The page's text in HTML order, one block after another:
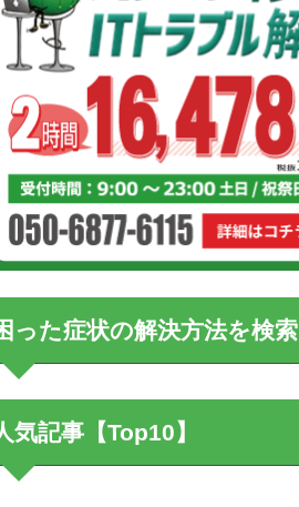
った症状の解決方法を検索
気記事【Top10】